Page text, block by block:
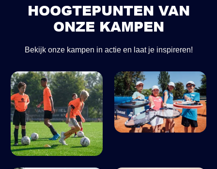
HOOGTEPUNTEN VAN
ONZE KAMPEN
Bekijk onze kampen in actie en laat je inspireren!